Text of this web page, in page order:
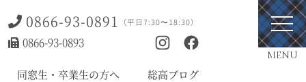
0866-93-0891 （平日7:30〜18:30）
0866-93-0893
同窓生・卒業生の方へ 総高ブログ
MENU